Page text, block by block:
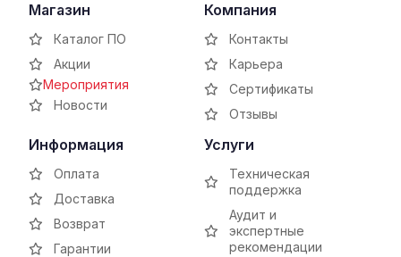
Магазин
Каталог ПО
Акции
Мероприятия
Новости
Компания
Контакты
Карьера
Сертификаты
Отзывы
Информация
Оплата
Доставка
Возврат
Гарантии
Услуги
Техническая
поддержка
Аудит и
экспертные
рекомендации